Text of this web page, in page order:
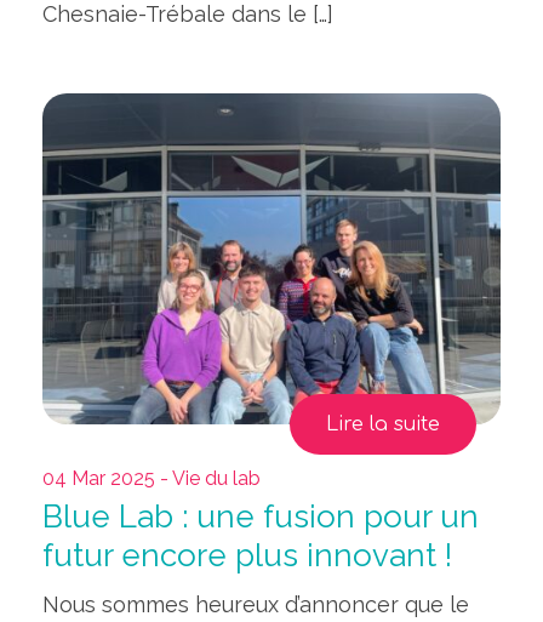
Chesnaie-Trébale dans le […]
Lire la suite
04 Mar 2025 - Vie du lab
Blue Lab : une fusion pour un
futur encore plus innovant !
Nous sommes heureux d’annoncer que le